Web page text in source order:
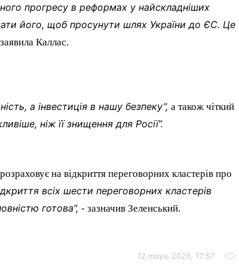
прогресу в реформах у найскладніших
його, щоб просунути шлях України до ЄС. Це
Каллас.
а інвестиція в нашу безпеку”, а також чіткий
ніж її знищення для Росії”.
на відкриття переговорних кластерів про
всіх шести переговорних кластерів
готова”, - зазначив Зеленський.
12 mayıs 2026, 17:57